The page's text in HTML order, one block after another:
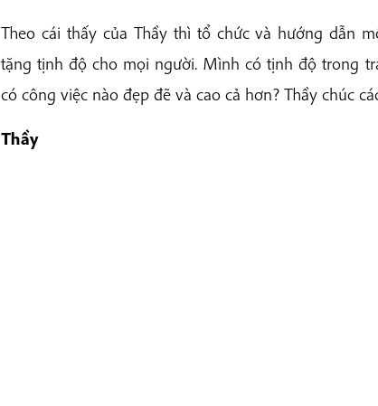
Theo cái thấy của Thầy thì tổ chức và hướng dẫn
tặng tịnh độ cho mọi người. Mình có tịnh độ trong
có công việc nào đẹp đẽ và cao cả hơn? Thầy chúc
Thầy